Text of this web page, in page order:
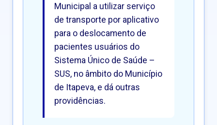
Municipal a utilizar serviço
de transporte por aplicativo
para o deslocamento de
pacientes usuários do
Sistema Único de Saúde –
SUS, no âmbito do Município
de Itapeva, e dá outras
providências.